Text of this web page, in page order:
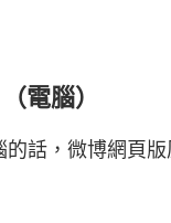
電腦）
話，微博網頁